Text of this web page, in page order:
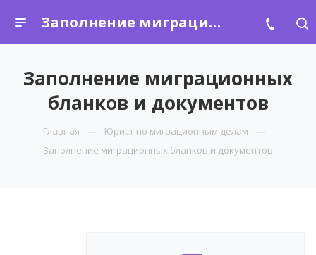
Заполнение миграционных бланков и документов
Заполнение миграционных
бланков и документов
Главная
Юрист по миграционным делам
Заполнение миграционных бланков и документов